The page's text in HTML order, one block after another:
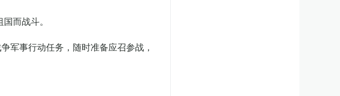
而战斗。
军事行动任务，随时准备应召参战，